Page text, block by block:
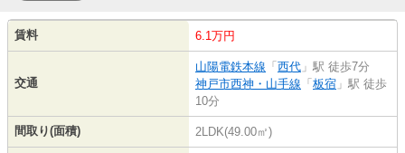
賃料 6.1万円
交通
山陽電鉄本線 「西代 」駅 徒歩7分
神戸市西神・山手線 「板宿 」駅 徒歩
10分
間取り(面積) 2LDK(49.00㎡)